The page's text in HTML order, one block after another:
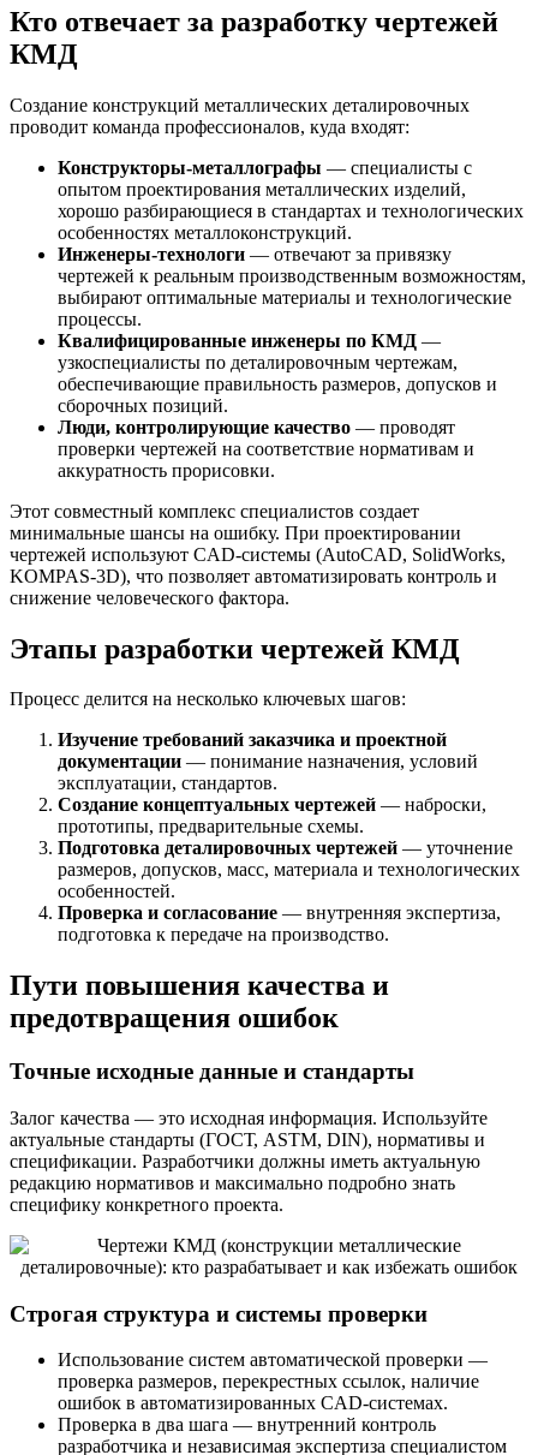
Кто отвечает за разработку чертежей
КМД
Создание конструкций металлических деталировочных
проводит команда профессионалов, куда входят:
Конструкторы-металлографы — специалисты с
опытом проектирования металлических изделий,
хорошо разбирающиеся в стандартах и технологических
особенностях металлоконструкций.
Инженеры-технологи — отвечают за привязку
чертежей к реальным производственным возможностям,
выбирают оптимальные материалы и технологические
процессы.
Квалифицированные инженеры по КМД —
узкоспециалисты по деталировочным чертежам,
обеспечивающие правильность размеров, допусков и
сборочных позиций.
Люди, контролирующие качество — проводят
проверки чертежей на соответствие нормативам и
аккуратность прорисовки.
Этот совместный комплекс специалистов создает
минимальные шансы на ошибку. При проектировании
чертежей используют CAD-системы (AutoCAD, SolidWorks,
KOMPAS-3D), что позволяет автоматизировать контроль и
снижение человеческого фактора.
Этапы разработки чертежей КМД
Процесс делится на несколько ключевых шагов:
Изучение требований заказчика и проектной
документации — понимание назначения, условий
эксплуатации, стандартов.
Создание концептуальных чертежей — наброски,
прототипы, предварительные схемы.
Подготовка деталировочных чертежей — уточнение
размеров, допусков, масс, материала и технологических
особенностей.
Проверка и согласование — внутренняя экспертиза,
подготовка к передаче на производство.
Пути повышения качества и
предотвращения ошибок
Точные исходные данные и стандарты
Залог качества — это исходная информация. Используйте
актуальные стандарты (ГОСТ, ASTM, DIN), нормативы и
спецификации. Разработчики должны иметь актуальную
редакцию нормативов и максимально подробно знать
специфику конкретного проекта.
Строгая структура и системы проверки
Использование систем автоматической проверки —
проверка размеров, перекрестных ссылок, наличие
ошибок в автоматизированных CAD-системах.
Проверка в два шага — внутренний контроль
разработчика и независимая экспертиза специалистом